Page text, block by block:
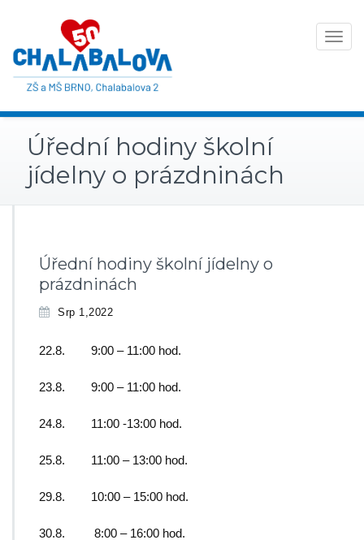
Toggle
Úřední hodiny školní
jídelny o prázdninách
Úřední hodiny školní jídelny o
prázdninách
Srp 1,2022
22.8. 9:00 – 11:00 hod.
23.8. 9:00 – 11:00 hod.
24.8. 11:00 -13:00 hod.
25.8. 11:00 – 13:00 hod.
29.8. 10:00 – 15:00 hod.
30.8. 8:00 – 16:00 hod.